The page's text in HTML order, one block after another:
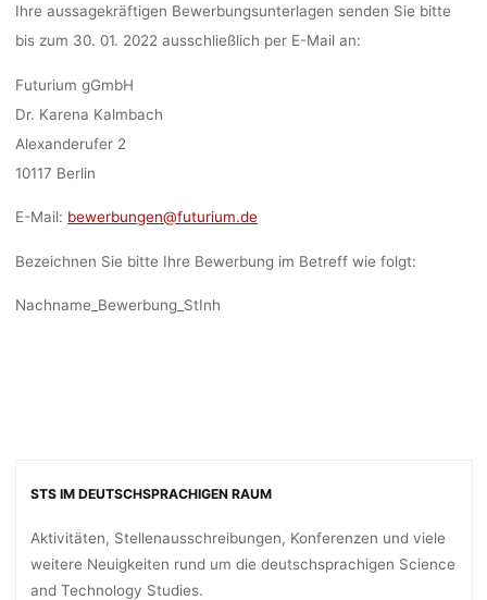
Ihre aussagekräftigen Bewerbungsunterlagen senden Sie bitte
bis zum 30. 01. 2022 ausschließlich per E-Mail an:
Futurium gGmbH
Dr. Karena Kalmbach
Alexanderufer 2
10117 Berlin
E-Mail: bewerbungen@futurium.de
Bezeichnen Sie bitte Ihre Bewerbung im Betreff wie folgt:
Nachname_Bewerbung_StInh
STS IM DEUTSCHSPRACHIGEN RAUM
Aktivitäten, Stellenausschreibungen, Konferenzen und viele
weitere Neuigkeiten rund um die deutschsprachigen Science
and Technology Studies.